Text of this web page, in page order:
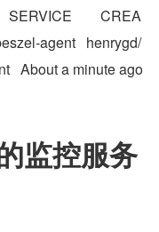
SERVICE        CREA
agent   henrygd/
About a minute ago
监控服务